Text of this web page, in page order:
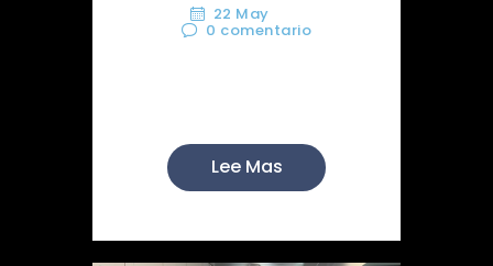
22 May
0 comentario
Lee Mas